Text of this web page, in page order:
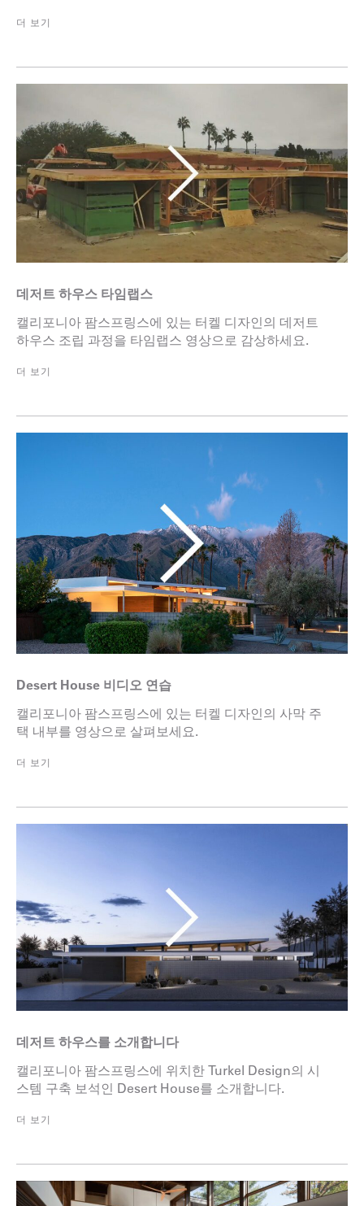
더 보기
데저트 하우스 타임랩스
캘리포니아 팜스프링스에 있는 터켈 디자인의 데저트
하우스 조립 과정을 타임랩스 영상으로 감상하세요.
더 보기
Desert House 비디오 연습
캘리포니아 팜스프링스에 있는 터켈 디자인의 사막 주
택 내부를 영상으로 살펴보세요.
더 보기
데저트 하우스를 소개합니다
캘리포니아 팜스프링스에 위치한 Turkel Design의 시
스템 구축 보석인 Desert House를 소개합니다.
더 보기